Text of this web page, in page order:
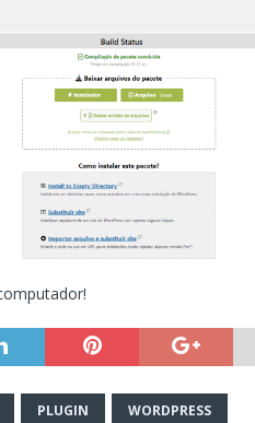
PLUGIN WORDPRESS